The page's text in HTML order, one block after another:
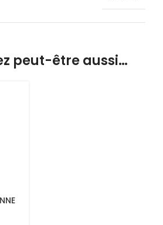
peut-être aussi…